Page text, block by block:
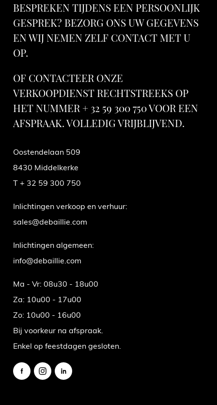
BESPREKEN TIJDENS EEN PERSOONLIJK
GESPREK? BEZORG ONS UW GEGEVENS
EN WIJ NEMEN ZELF CONTACT MET U
OP.
OF CONTACTEER ONZE
VERKOOPDIENST RECHTSTREEKS OP
HET NUMMER + 32 59 300 750 VOOR EEN
AFSPRAAK. VOLLEDIG VRIJBLIJVEND.
Oostendelaan 509
8430 Middelkerke
T + 32 59 300 750
Inlichtingen verkoop en verhuur:
sales@debaillie.com
Inlichtingen algemeen:
info@debaillie.com
Ma - Vr: 08u30 - 18u00
Za: 10u00 - 17u00
Zo: 10u00 - 16u00
Bij voorkeur na afspraak.
Enkel op feestdagen gesloten.